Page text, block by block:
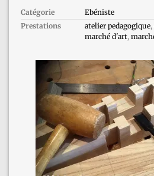
Catégorie
Ebéniste
Prestations
atelier pedagogique,
marché d'art,